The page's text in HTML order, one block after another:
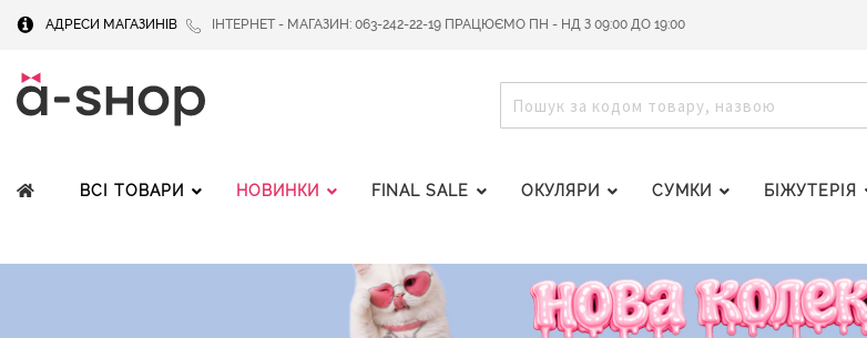
АДРЕСИ МАГАЗИНІВ ІНТЕРНЕТ - МАГАЗИН: 063-242-22-19 ПРАЦЮЄМО ПН - НД З 09:00 ДО 19:00
ВСІ ТОВАРИ НОВИНКИ FINAL SALE ОКУЛЯРИ СУМКИ БІЖУТЕРІЯ